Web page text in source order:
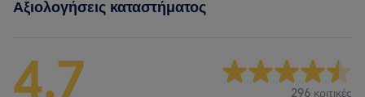
Αξιολογήσεις καταστήματος
4,7 296 κριτικές